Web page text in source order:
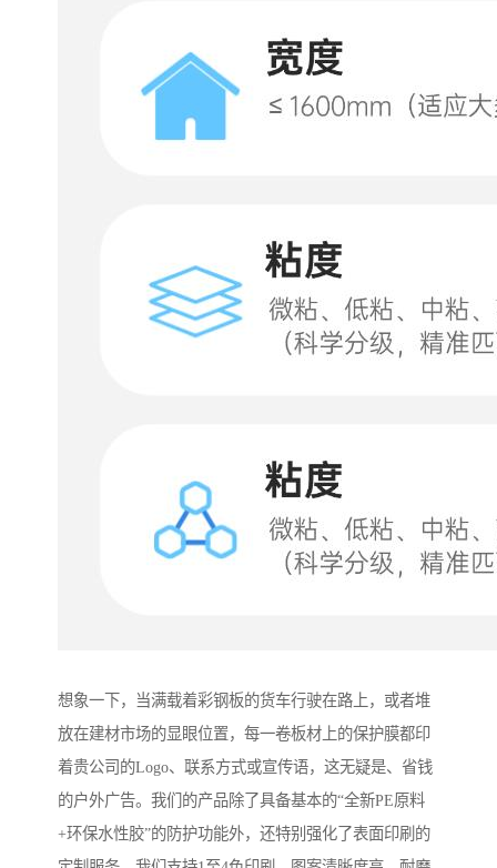
想象一下，当满载着彩钢板的货车行驶在路上，或者堆
放在建材市场的显眼位置，每一卷板材上的保护膜都印
着贵公司的Logo、联系方式或宣传语，这无疑是、省钱
的户外广告。我们的产品除了具备基本的“全新PE原料
+环保水性胶”的防护功能外，还特别强化了表面印刷的